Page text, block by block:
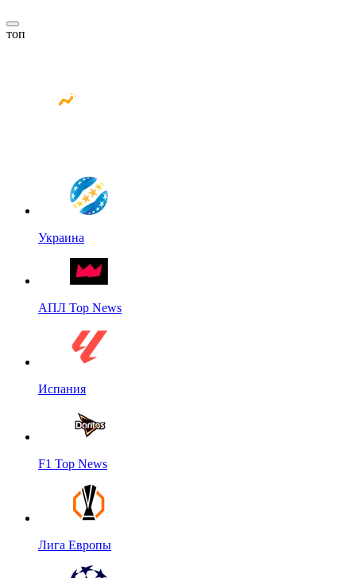
топ
Украина
АПЛ Top News
Испания
F1 Top News
Лига Европы